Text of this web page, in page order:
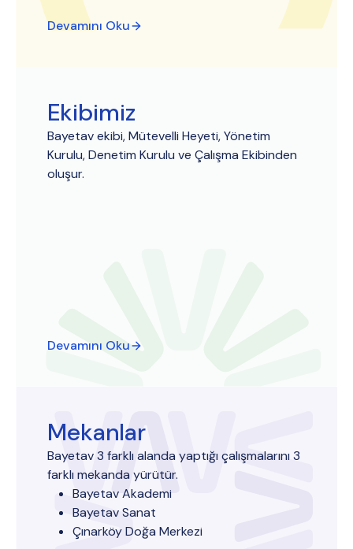
Devamını Oku
Ekibimiz
Bayetav ekibi, Mütevelli Heyeti, Yönetim
Kurulu, Denetim Kurulu ve Çalışma Ekibinden
oluşur.
Devamını Oku
Mekanlar
Bayetav 3 farklı alanda yaptığı çalışmalarını 3
farklı mekanda yürütür.
Bayetav Akademi
Bayetav Sanat
Çınarköy Doğa Merkezi